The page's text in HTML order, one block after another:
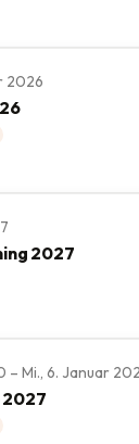
2026
2027
Mi., 6. Januar
2027